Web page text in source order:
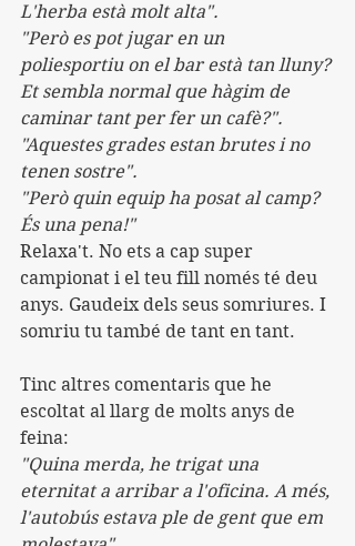
L'herba està molt alta".
"Però es pot jugar en un
poliesportiu on el bar està tan lluny?
Et sembla normal que hàgim de
caminar tant per fer un cafè?".
"Aquestes grades estan brutes i no
tenen sostre".
"Però quin equip ha posat al camp?
És una pena!"
Relaxa't. No ets a cap super
campionat i el teu fill només té deu
anys. Gaudeix dels seus somriures. I
somriu tu també de tant en tant.
Tinc altres comentaris que he
escoltat al llarg de molts anys de
feina:
"Quina merda, he trigat una
eternitat a arribar a l'oficina. A més,
l'autobús estava ple de gent que em